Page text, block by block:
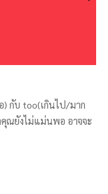
) กับ too(เกินไป/มาก
ณยังไม่แม่นพอ อาจจะ